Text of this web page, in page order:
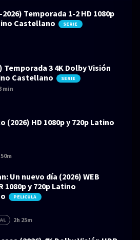
Temporada 1-2 HD 1080p
Castellano
SERIE
Temporada 3 4K Dolby Visión
Castellano
SERIE
min
(2026) HD 1080p y 720p Latino
Un nuevo día (2026) WEB
1080p y 720p Latino
PELICULA
2h 25m